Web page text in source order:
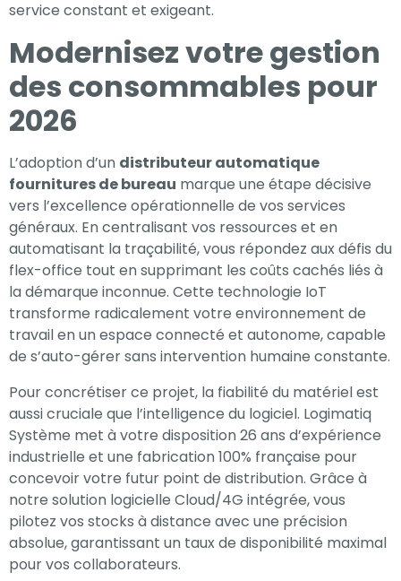
service constant et exigeant.
Modernisez votre gestion
des consommables pour
2026
L’adoption d’un distributeur automatique
fournitures de bureau marque une étape décisive
vers l’excellence opérationnelle de vos services
généraux. En centralisant vos ressources et en
automatisant la traçabilité, vous répondez aux défis du
flex-office tout en supprimant les coûts cachés liés à
la démarque inconnue. Cette technologie IoT
transforme radicalement votre environnement de
travail en un espace connecté et autonome, capable
de s’auto-gérer sans intervention humaine constante.
Pour concrétiser ce projet, la fiabilité du matériel est
aussi cruciale que l’intelligence du logiciel. Logimatiq
Système met à votre disposition 26 ans d’expérience
industrielle et une fabrication 100% française pour
concevoir votre futur point de distribution. Grâce à
notre solution logicielle Cloud/4G intégrée, vous
pilotez vos stocks à distance avec une précision
absolue, garantissant un taux de disponibilité maximal
pour vos collaborateurs.